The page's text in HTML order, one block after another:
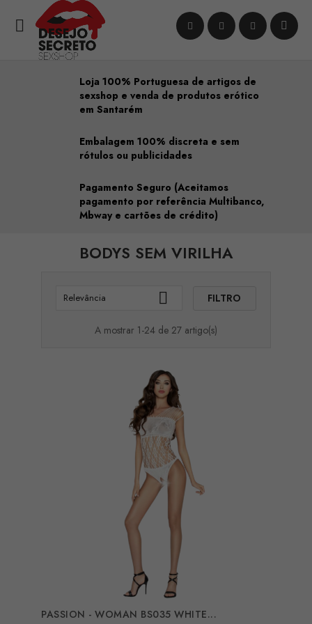

Loja 100% Portuguesa de artigos de
sexshop e venda de produtos erótico
em Santarém
Embalagem 100% discreta e sem
rótulos ou publicidades
Pagamento Seguro (Aceitamos
pagamento por referência Multibanco,
Mbway e cartões de crédito)
BODYS SEM VIRILHA
Relevância  FILTRO
A mostrar 1-24 de 27 artigo(s)
PASSION - WOMAN BS035 WHITE...